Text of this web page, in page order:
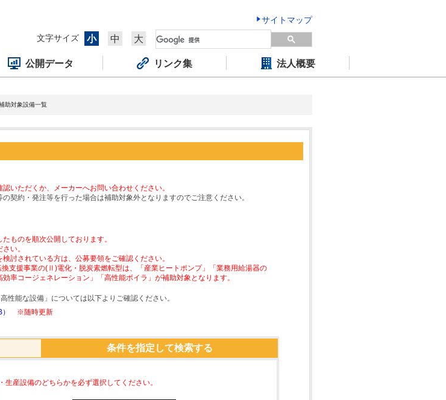
サイトマップ
文字サイズ
小 中 大
公開データ リンク集 法人概要
助対象設備一覧
いただくか、メーカーへお問い合わせください。
契約・発注等を行った場合は補助対象外となりますのでご注意ください。
ものを順次公開しております。
い。
討されている方は、公募要領をご確認ください。
支援事業の(Ⅱ)電化・脱炭素燃転型は、「産業ヒートポンプ」「業務用給湯器の
率コージェネレーション」「高性能ボイラ」が補助対象となります。
能な設備」については以下よりご確認ください。
※随時更新
条件を指定して検索する
産設備のどちらかを必ず選択してください。